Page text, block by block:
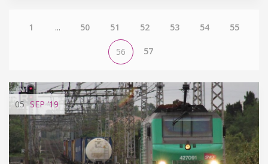
1 ... 50 51 52 53 54 55
56 57
05 SEP '19